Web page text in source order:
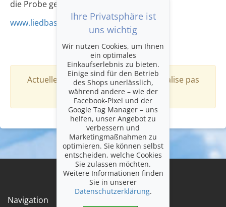
die Probe gestellt zu werden.
www.liedbasel.ch
Actuellement, cet organisateur ne réalise pas
d'évènements.
Navigation
Ihre Privatsphäre ist
uns wichtig
Wir nutzen Cookies, um Ihnen
ein optimales
Einkaufserlebnis zu bieten.
Einige sind für den Betrieb
des Shops unerlässlich,
während andere – wie der
Facebook-Pixel und der
Google Tag Manager – uns
helfen, unser Angebot zu
verbessern und
Marketingmaßnahmen zu
optimieren. Sie können selbst
entscheiden, welche Cookies
Sie zulassen möchten.
Weitere Informationen finden
Sie in unserer
Datenschutzerklärung.